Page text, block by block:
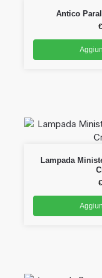
Antico
€
Lampada
€